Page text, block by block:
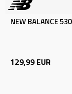
NEW BALANCE 530
129,99 EUR